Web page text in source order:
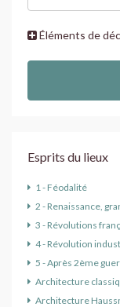
Éléments de
Esprits du lieux
1 - Féodalité
2 - Renaissance,
3 - Révolutions
4 - Révolution
5 - Après 2ème
Architecture
Architecture